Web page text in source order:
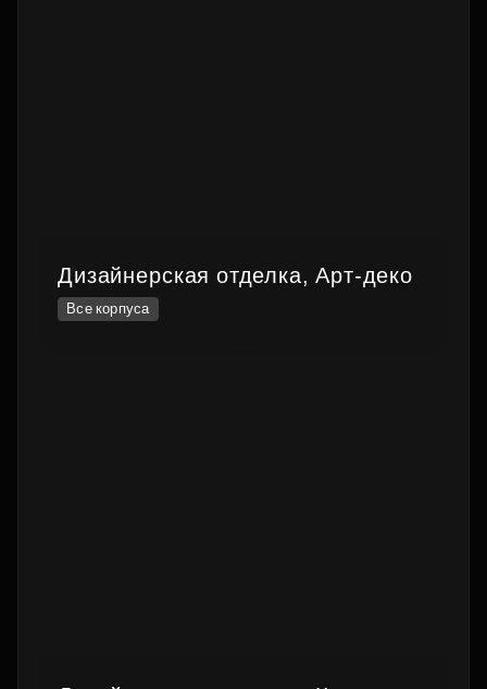
Дизайнерская отделка, Арт-деко
Все корпуса